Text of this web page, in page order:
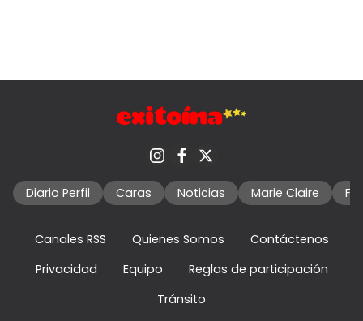
Diario Perfil Caras Noticias Marie Claire
Canales RSS Quienes Somos
Contáctenos
Privacidad
Equipo
Reglas de participación
Tránsito